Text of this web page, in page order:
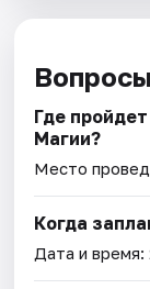
Где
Магии?
Место
Когда
Дата и время: